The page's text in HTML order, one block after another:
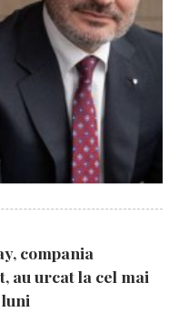
compania
au urcat la cel mai